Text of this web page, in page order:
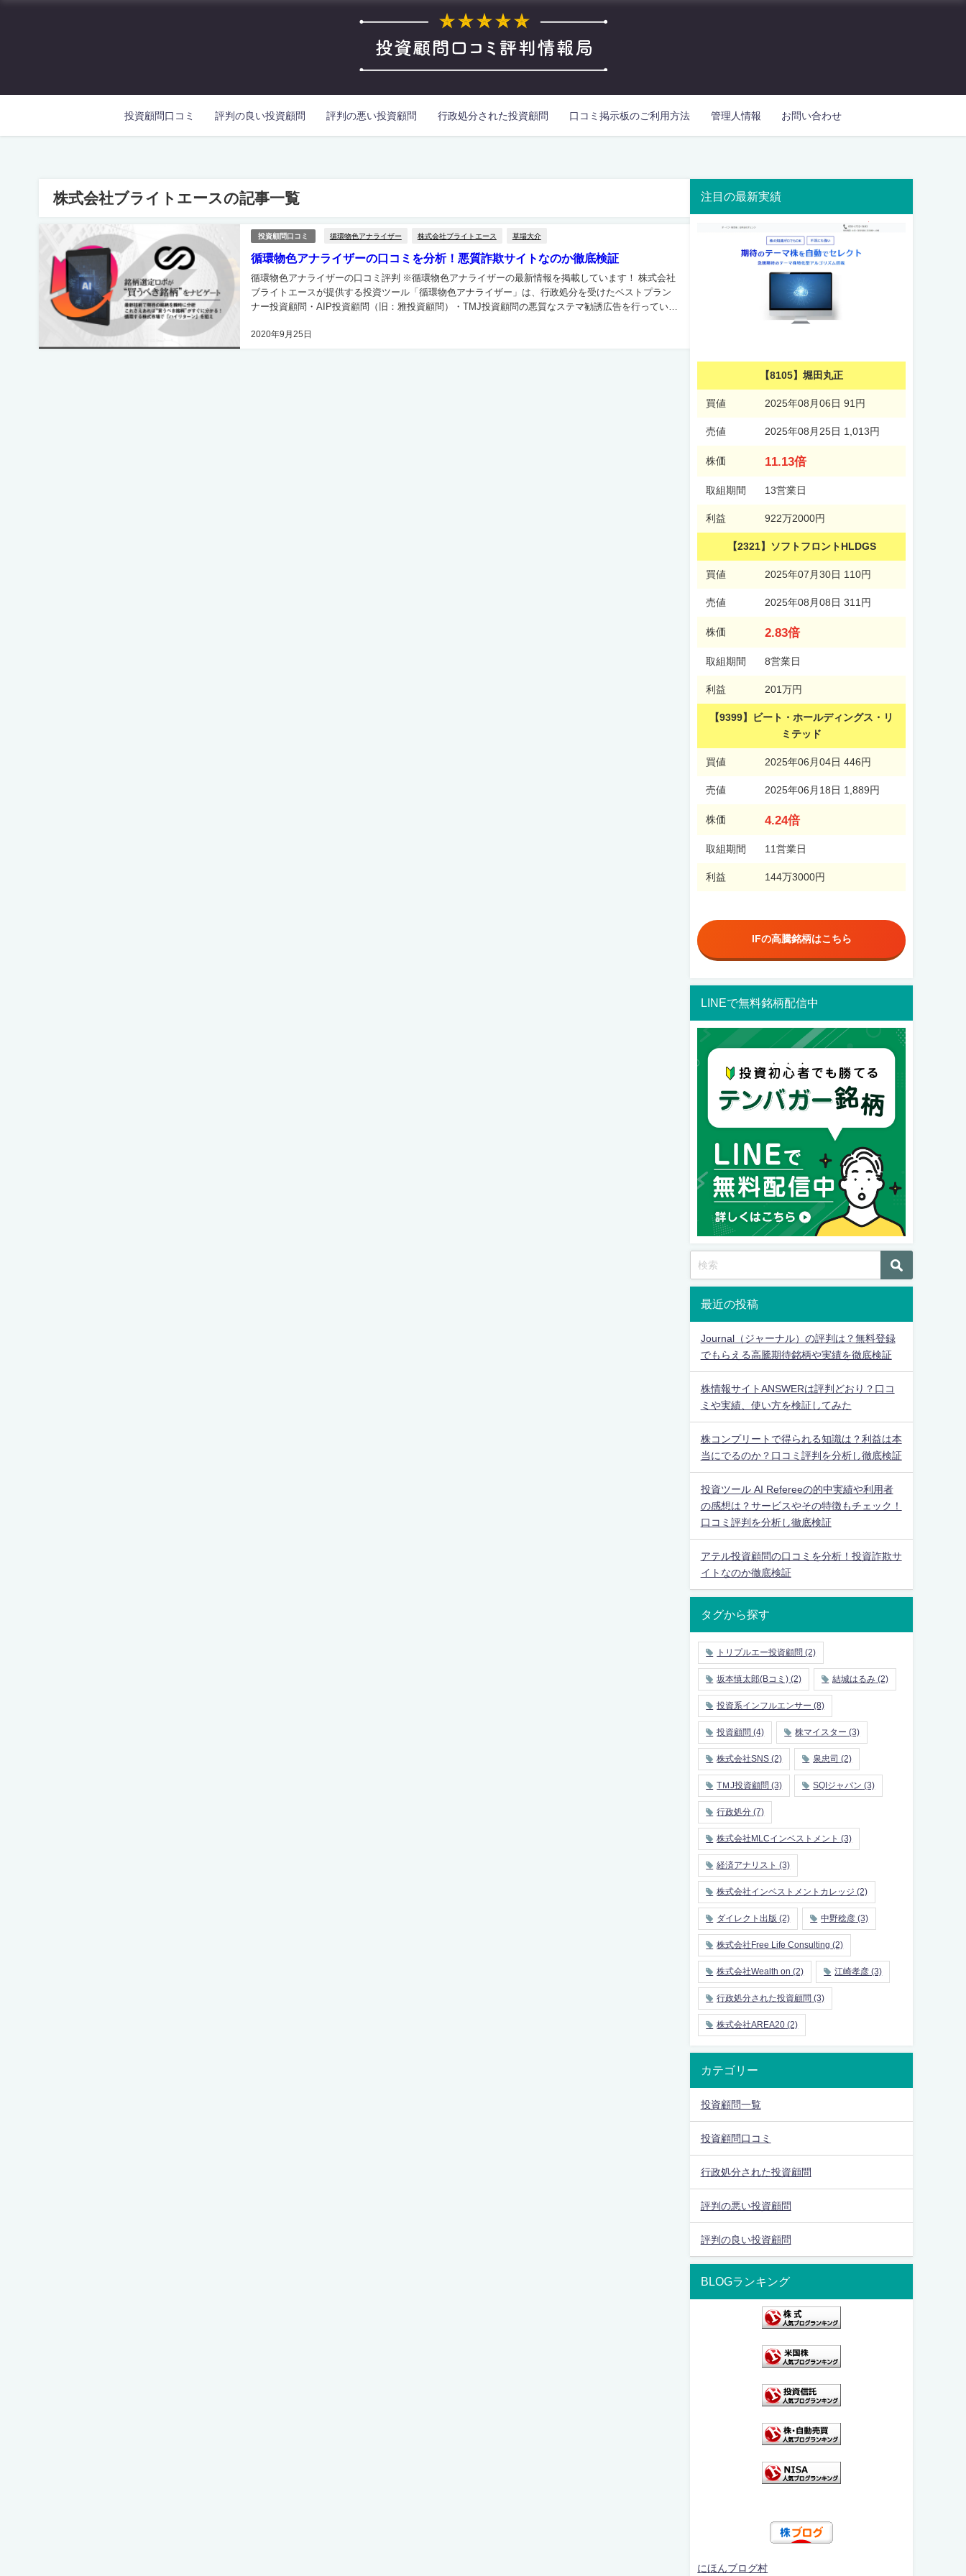
投資顧問口コミ 評判の良い投資顧問 評判の悪い投資顧問 行政処分された投資顧問 口コミ掲示板のご利用方法 管理人情報 お問い合わせ
株式会社ブライトエースの記事一覧
投資顧問口コミ 循環物色アナライザー 株式会社ブライトエース 草場大介
循環物色アナライザーの口コミを分析！悪質詐欺サイトなのか徹底検証
2020年9月25日
循環物色アナライザーの口コミ評判 ※循環物色アナライザーの最新情報を掲載しています！ 株式会社
ブライトエースが提供する投資ツール「循環物色アナライザー」は、行政処分を受けたベストプラン
ナー投資顧問・AIP投資顧問（旧：雅投資顧問）・TMJ投資顧問の悪質なステマ勧誘広告を行っていた
注目の最新実績
【8105】堀田丸正
買値 2025年08月06日 91円
売値 2025年08月25日 1,013円
株価 11.13倍
取組期間 13営業日
利益 922万2000円
【2321】ソフトフロントHLDGS
買値 2025年07月30日 110円
売値 2025年08月08日 311円
株価 2.83倍
取組期間 8営業日
利益 201万円
【9399】ビート・ホールディングス・リ
ミテッド
買値 2025年06月04日 446円
売値 2025年06月18日 1,889円
株価 4.24倍
取組期間 11営業日
利益 144万3000円
IFの高騰銘柄はこちら
LINEで無料銘柄配信中
最近の投稿
Journal（ジャーナル）の評判は？無料登録
でもらえる高騰期待銘柄や実績を徹底検証
株情報サイトANSWERは評判どおり？口コ
ミや実績、使い方を検証してみた
株コンプリートで得られる知識は？利益は本
当にでるのか？口コミ評判を分析し徹底検証
投資ツール AI Refereeの的中実績や利用者
の感想は？サービスやその特徴もチェック！
口コミ評判を分析し徹底検証
アテル投資顧問の口コミを分析！投資詐欺サ
イトなのか徹底検証
タグから探す
トリプルエー投資顧問 (2)
坂本慎太郎(Bコミ) (2) 結城はるみ (2)
投資系インフルエンサー (8)
投資顧問 (4) 株マイスター (3)
株式会社SNS (2) 泉忠司 (2)
TＭJ投資顧問 (3) SQIジャパン (3)
行政処分 (7)
株式会社MLCインベストメント (3)
経済アナリスト (3)
株式会社インベストメントカレッジ (2)
ダイレクト出版 (2) 中野稔彦 (3)
株式会社Free Life Consulting (2)
株式会社Wealth on (2) 江崎孝彦 (3)
行政処分された投資顧問 (3)
株式会社AREA20 (2)
カテゴリー
投資顧問一覧
投資顧問口コミ
行政処分された投資顧問
評判の悪い投資顧問
評判の良い投資顧問
BLOGランキング
にほんブログ村